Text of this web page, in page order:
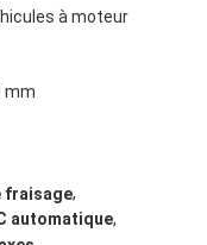
à moteur
mm
fraisage,
automatique,